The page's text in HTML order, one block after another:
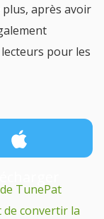
après avoir
pour les
TunePat
convertir la